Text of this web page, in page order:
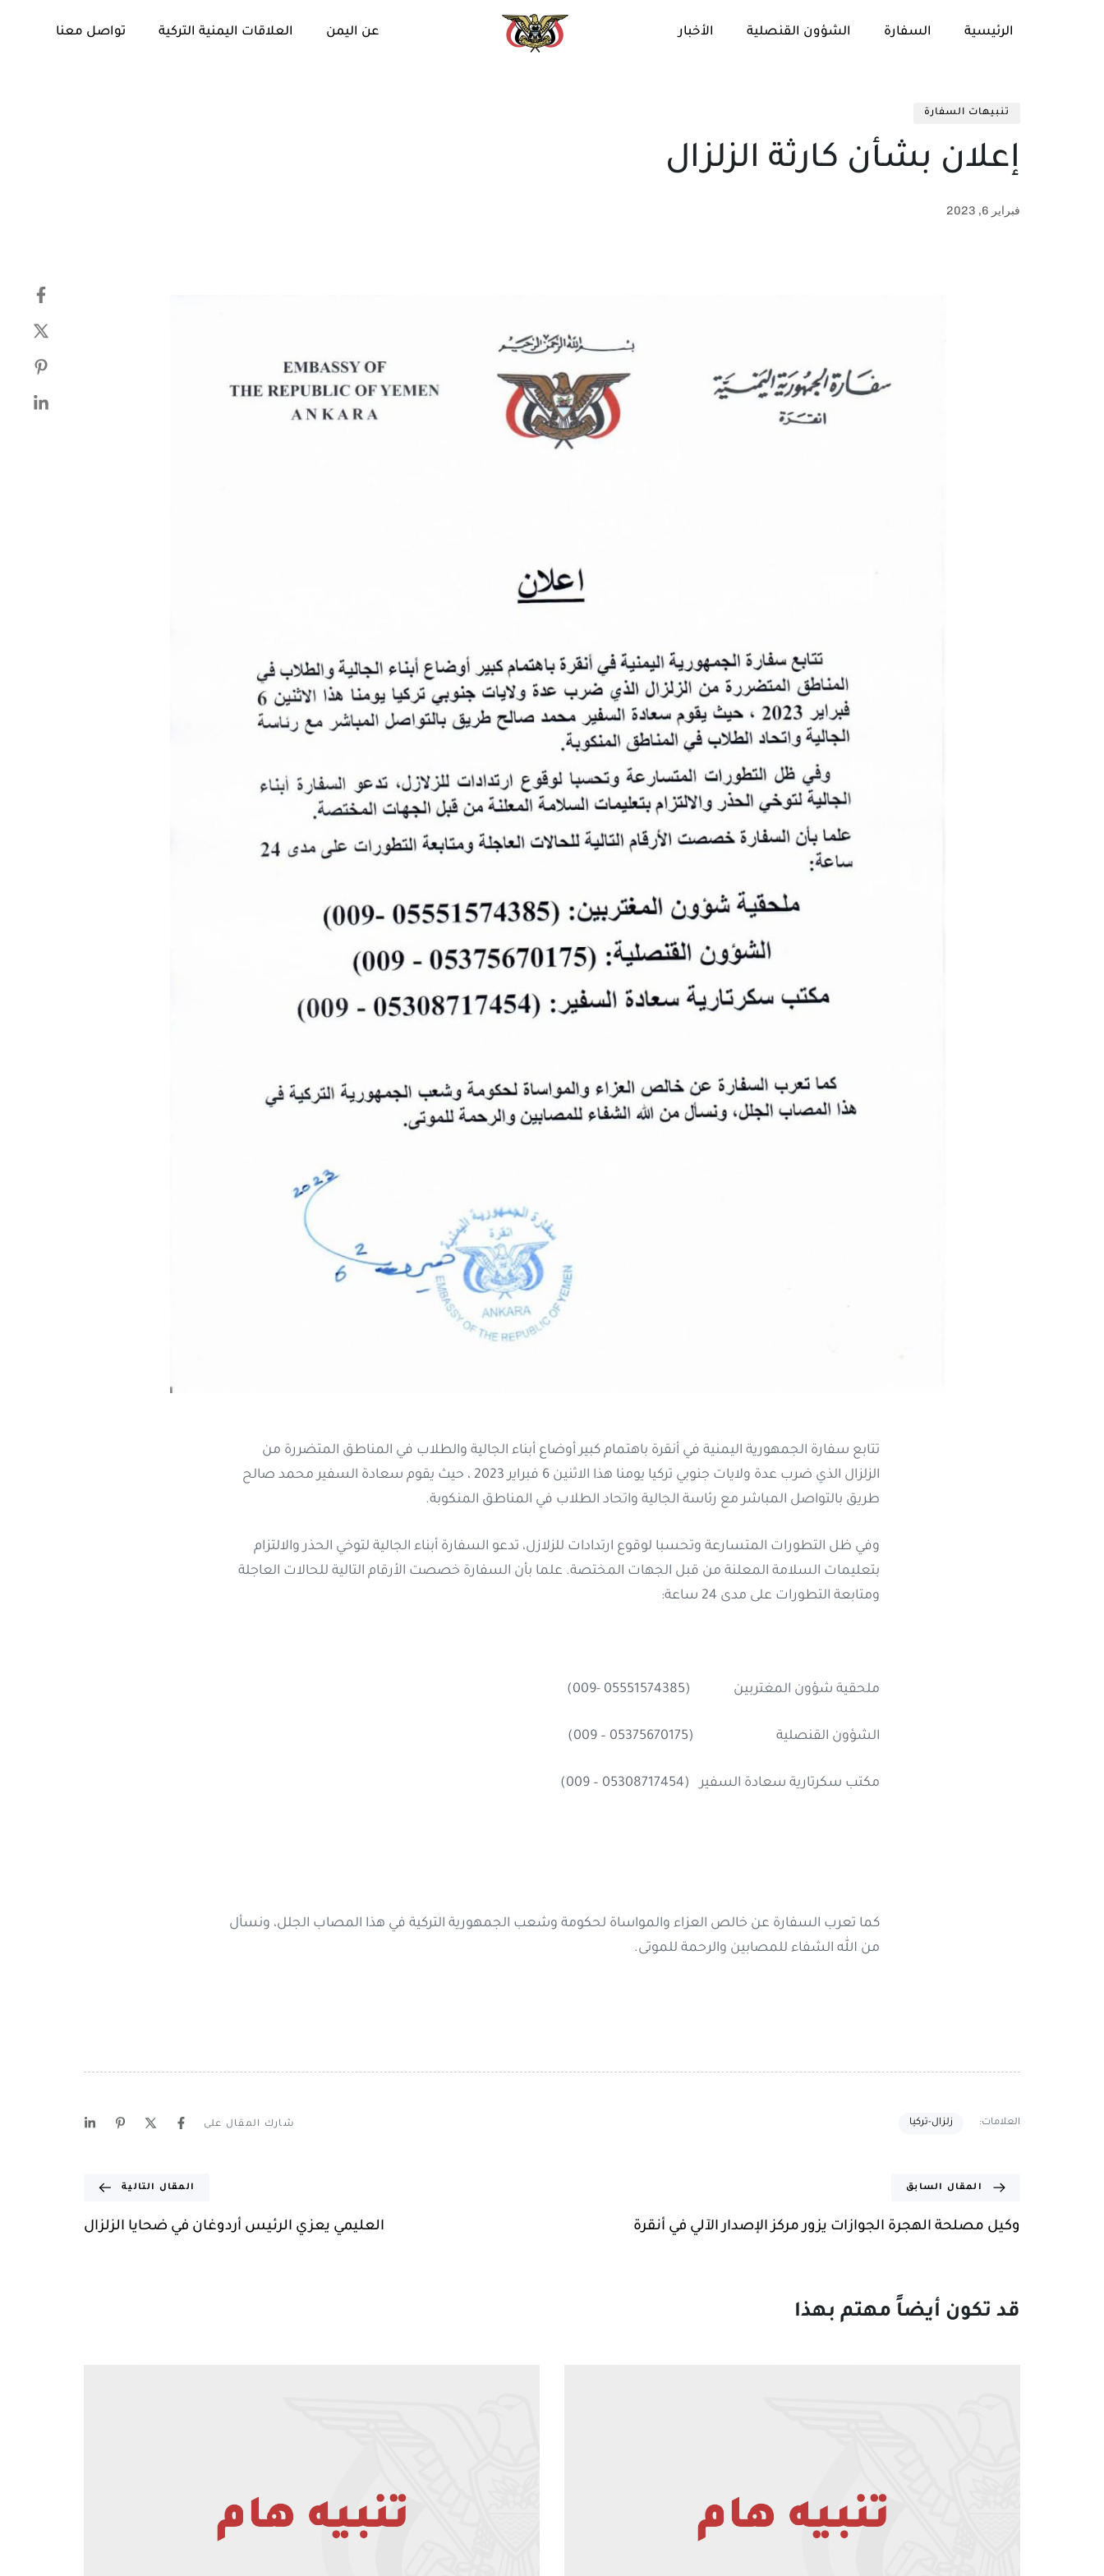
الرئيسية السفارة الشؤون القنصلية الأخبار عن اليمن العلاقات اليمنية التركية تواصل معنا
تنبيهات السفارة
إعلان بشأن كارثة الزلزال
فبراير 6, 2023
تتابع سفارة الجمهورية اليمنية في أنقرة باهتمام كبير أوضاع أبناء الجالية والطلاب في المناطق المتضررة من
الزلزال الذي ضرب عدة ولايات جنوبي تركيا يومنا هذا الاثنين 6 فبراير 2023 ، حيث يقوم سعادة السفير محمد صالح
طريق بالتواصل المباشر مع رئاسة الجالية واتحاد الطلاب في المناطق المنكوبة.
وفي ظل التطورات المتسارعة وتحسبا لوقوع ارتدادات للزلازل، تدعو السفارة أبناء الجالية لتوخي الحذر والالتزام
بتعليمات السلامة المعلنة من قبل الجهات المختصة. علما بأن السفارة خصصت الأرقام التالية للحالات العاجلة
ومتابعة التطورات على مدى 24
ساعة:
ملحقية شؤون المغتربين (05551574385 -009)
الشؤون القنصلية (05375670175 – 009)
مكتب سكرتارية سعادة السفير (05308717454 – 009)
كما تعرب السفارة عن خالص العزاء والمواساة لحكومة وشعب الجمهورية التركية في هذا المصاب الجلل، ونسأل
من الله الشفاء للمصابين والرحمة للموتى.
العلامات: زلزال-تركيا شارك المقال على
المقال السابق
وكيل مصلحة الهجرة الجوازات يزور مركز الإصدار الآلي في أنقرة
المقال التالية
العليمي يعزي الرئيس أردوغان في ضحايا الزلزال